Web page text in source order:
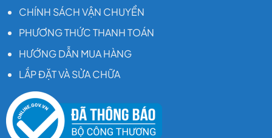
CHÍNH SÁCH VẬN CHUYỂN
PHƯƠNG THỨC THANH TOÁN
HƯỚNG DẪN MUA HÀNG
LẮP ĐẶT VÀ SỬA CHỮA